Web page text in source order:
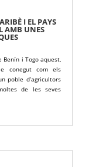
I EL PAYS
AMB UNES
i Togo aquest,
conegut com els
poble d’agricultors
de les seves